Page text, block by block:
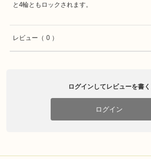
と4輪ともロックされます。
レビュー （ 0 ）
ログインしてレビューを書く
ログイン